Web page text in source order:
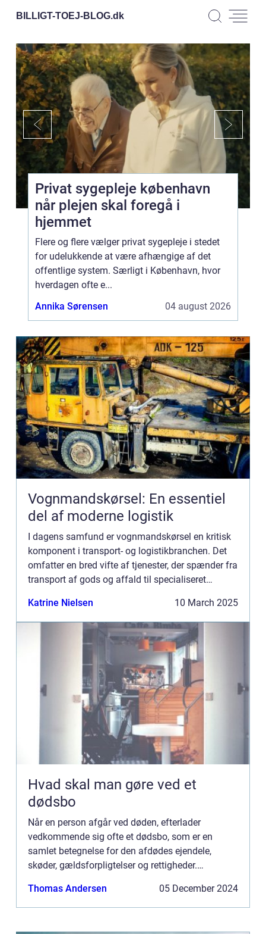
BILLIGT-TOEJ-BLOG.dk
Privat sygepleje københavn
når plejen skal foregå i
hjemmet
Flere og flere vælger privat sygepleje i stedet
for udelukkende at være afhængige af det
offentlige system. Særligt i København, hvor
hverdagen ofte e...
Annika Sørensen
04 august 2026
Vognmandskørsel: En essentiel
del af moderne logistik
I dagens samfund er vognmandskørsel en kritisk
komponent i transport- og logistikbranchen. Det
omfatter en bred vifte af tjenester, der spænder fra
transport af gods og affald til specialiseret
Katrine Nielsen 10 March 2025
Hvad skal man gøre ved et
dødsbo
Når en person afgår ved døden, efterlader
vedkommende sig ofte et dødsbo, som er en
samlet betegnelse for den afdødes ejendele,
skøder, gældsforpligtelser og rettigheder.
Thomas Andersen 05 December 2024